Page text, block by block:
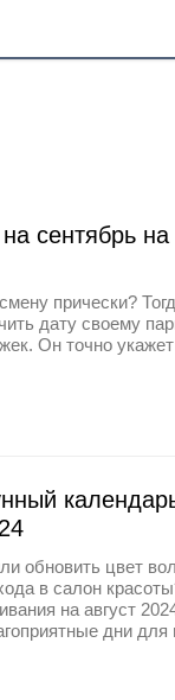
сентябрь на
прически?
дату своему
Он точно
обновить цвет
в салон
на август
дни